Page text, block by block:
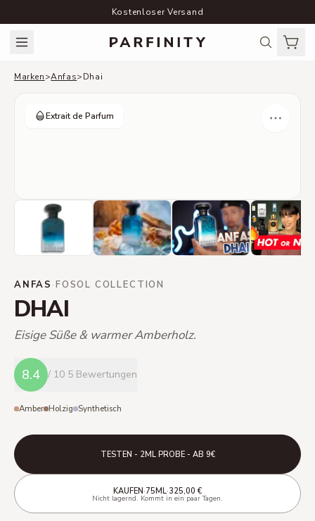
Kostenloser Versand
Marken>Anfas>Dhai
Extrait de Parfum
ANFAS ·FOSOL COLLECTION
DHAI
Eisige Süße & warmer Amberholz.
8.4 / 10 5 Bewertungen
Amber Holzig Synthetisch
TESTEN - 2ML PROBE - AB 9€
KAUFEN·75ML·325,00 €
Nicht lagernd. Kommt in ein paar Tagen.